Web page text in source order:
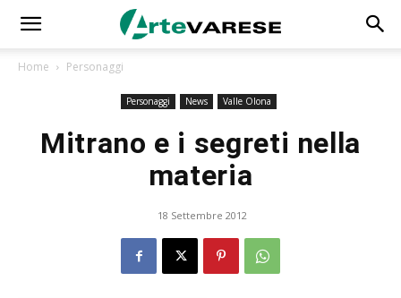
Home Personaggi
Personaggi News Valle Olona
Mitrano e i segreti nella
materia
18 Settembre 2012